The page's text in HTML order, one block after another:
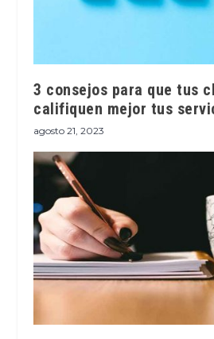
3 consejos para que tus
califiquen mejor tus
agosto 21, 2023